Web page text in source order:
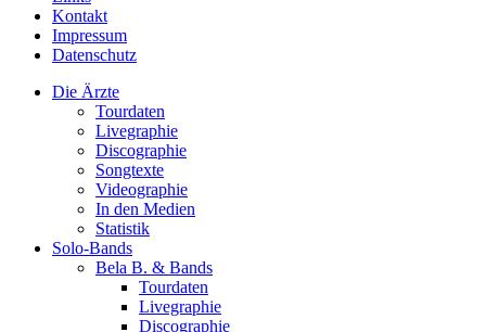
Kontakt
Impressum
Datenschutz
Die Ärzte
Tourdaten
Livegraphie
Discographie
Songtexte
Videographie
In den Medien
Statistik
Solo-Bands
Bela B. & Bands
Tourdaten
Livegraphie
Discographie